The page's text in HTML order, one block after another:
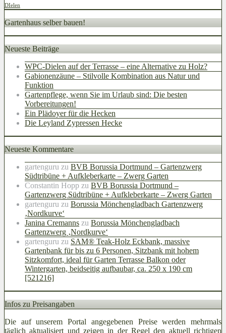
DIelen
Gartenhaus selber bauen!
Neueste Beiträge
WPC-Dielen auf der Terrasse – eine Alternative zu Holz?
Gabionenzäune – Stilvolle Kombination aus Natur und
Funktion
Gartenpflege, wenn Sie im Urlaub sind: Die besten
Vorbereitungen!
Ein Plädoyer für die Hecken
Die Leyland Zypressen Hecke
Neueste Kommentare
gartenguru zu BVB Borussia Dortmund – Gartenzwerg
Südtribüne + Aufkleberkarte – Zwerg Garten
Constantin Hopp zu BVB Borussia Dortmund –
Gartenzwerg Südtribüne + Aufkleberkarte – Zwerg Garten
gartenguru zu Borussia Mönchengladbach Gartenzwerg
‚Nordkurve‘
Janina Cremanns zu Borussia Mönchengladbach
Gartenzwerg ‚Nordkurve‘
gartenguru zu SAM® Teak-Holz Eckbank, massive
Gartenbank für bis zu 6 Personen, Sitzbank mit hohem
Sitzkomfort, ideal für Garten Terrasse Balkon oder
Wintergarten, beidseitig aufbaubar, ca. 250 x 190 cm
[521216]
Infos zu Preisangaben
Die auf unserem Portal angegebenen Preise werden mehrmals
täglich aktualisiert und zeigen in der Regel den aktuell richtigen